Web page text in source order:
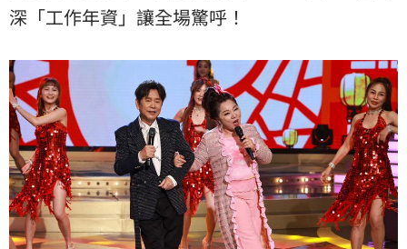
深「工作年資」讓全場驚呼！